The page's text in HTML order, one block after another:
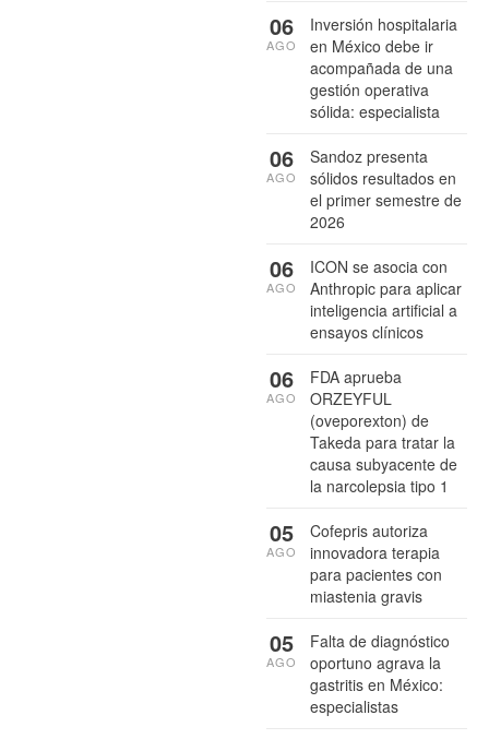
Inversión hospitalaria
en México debe ir
acompañada de una
gestión operativa
sólida: especialista
06
AGO
Sandoz presenta
sólidos resultados en
el primer semestre de
2026
06
AGO
ICON se asocia con
Anthropic para aplicar
inteligencia artificial a
ensayos clínicos
06
AGO
FDA aprueba
ORZEYFUL
(oveporexton) de
Takeda para tratar la
causa subyacente de
la narcolepsia tipo 1
06
AGO
Cofepris autoriza
innovadora terapia
para pacientes con
miastenia gravis
05
AGO
Falta de diagnóstico
oportuno agrava la
gastritis en México:
especialistas
05
AGO